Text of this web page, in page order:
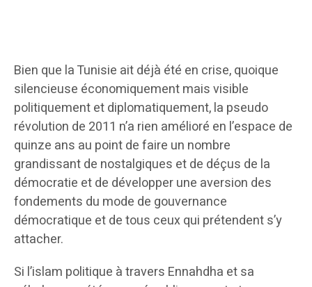
Bien que la Tunisie ait déjà été en crise, quoique
silencieuse économiquement mais visible
politiquement et diplomatiquement, la pseudo
révolution de 2011 n’a rien amélioré en l’espace de
quinze ans au point de faire un nombre
grandissant de nostalgiques et de déçus de la
démocratie et de développer une aversion des
fondements du mode de gouvernance
démocratique et de tous ceux qui prétendent s’y
attacher.
Si l’islam politique à travers Ennahdha et sa